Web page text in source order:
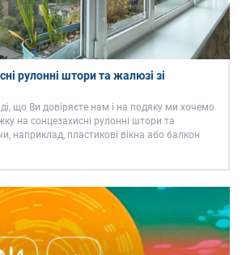
рулонні штори та жалюзі зі
що Ви довіряєте нам і на подяку ми хочемо
на сонцезахисні рулонні штори та
наприклад, пластикові вікна або балкон
встановити ролштори або жалюзі
замовлення та …